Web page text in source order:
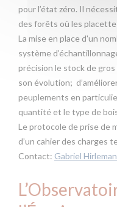
pour l’état zéro. Il
des forêts où les
La mise en place d'un
système
précision le stock de
son évolution;
peuplements en
quantité et le type de
Le protocole de prise de
d’un cahier des charges
Contact: Gabriel